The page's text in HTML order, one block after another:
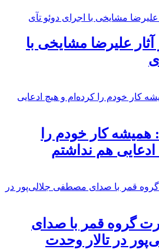
آثار علیرضا مشایخی با
کار خودم را
هم نداشتم
گروه قمر با صدای
در تالار وحدت